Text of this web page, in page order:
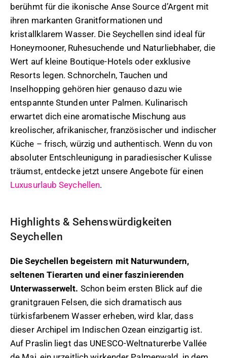
berühmt für die ikonische Anse Source d’Argent mit
ihren markanten Granitformationen und
kristallklarem Wasser. Die Seychellen sind ideal für
Honeymooner, Ruhesuchende und Naturliebhaber, die
Wert auf kleine Boutique-Hotels oder exklusive
Resorts legen. Schnorcheln, Tauchen und
Inselhopping gehören hier genauso dazu wie
entspannte Stunden unter Palmen. Kulinarisch
erwartet dich eine aromatische Mischung aus
kreolischer, afrikanischer, französischer und indischer
Küche – frisch, würzig und authentisch. Wenn du von
absoluter Entschleunigung in paradiesischer Kulisse
träumst, entdecke jetzt unsere Angebote für einen
Luxusurlaub Seychellen.
Highlights & Sehenswürdigkeiten
Seychellen
Die Seychellen begeistern mit Naturwundern,
seltenen Tierarten und einer faszinierenden
Unterwasserwelt. Schon beim ersten Blick auf die
granitgrauen Felsen, die sich dramatisch aus
türkisfarbenem Wasser erheben, wird klar, dass
dieser Archipel im Indischen Ozean einzigartig ist.
Auf Praslin liegt das UNESCO-Weltnaturerbe Vallée